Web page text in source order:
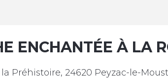
ENCHANTÉE À LA
Préhistoire, 24620 Peyzac-le-